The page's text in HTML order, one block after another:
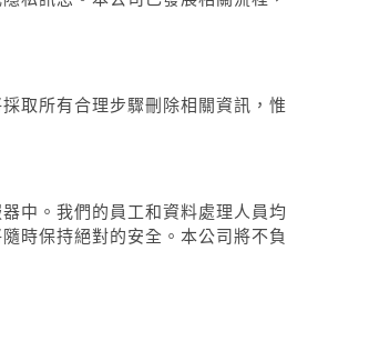
取所有合理步驟刪除相關資訊，惟
中。我們的員工和資料處理人員均
時保持絕對的安全。本公司將不負